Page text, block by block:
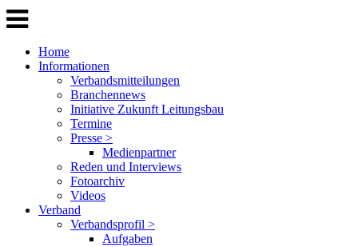
Home
Informationen
Verbandsmitteilungen
Branchennews
Initiative Zukunft Leitungsbau
Termine
Presse >
Medienpartner
Reden und Interviews
Fotoarchiv
Videos
Verband
Verbandsprofil >
Aufgaben